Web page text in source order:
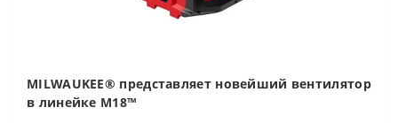
MILWAUKEE® представляет новейший вентилятор
в линейке M18™